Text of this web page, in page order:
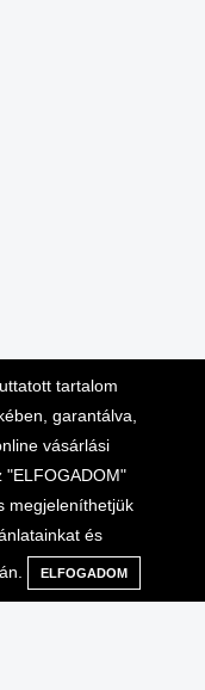
tartalom
garantálva,
vásárlási
megjeleníthetjük
és
ELFOGADOM